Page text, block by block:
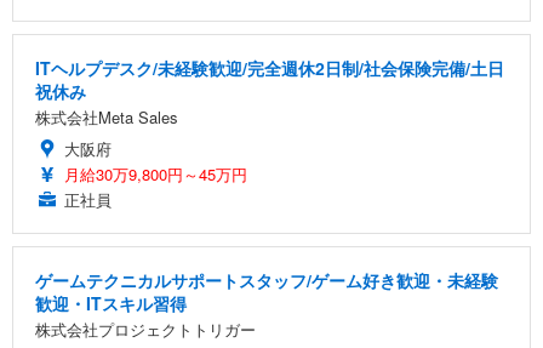
ITヘルプデスク/未経験歓迎/完全週休2日制/社会保険完備/土日
祝休み
株式会社Meta Sales
大阪府
月給30万9,800円～45万円
正社員
ゲームテクニカルサポートスタッフ/ゲーム好き歓迎・未経験
歓迎・ITスキル習得
株式会社プロジェクトトリガー